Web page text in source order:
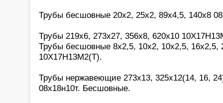
Трубы бесшовные 20х2, 25х2, 89х4,5, 140х8
Трубы 219х6, 273х27, 356х8, 620х10
Трубы бесшовные 8х2,5, 10х2, 10х2,5, 16х2,5,
10Х17Н13М2(Т).
Трубы нержавеющие 273х13, 325х12(14, 16,
08х18н10т. Бесшовные.